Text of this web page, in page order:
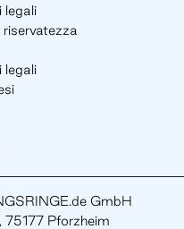
legali
legali
GmbH
75177 Pforzheim